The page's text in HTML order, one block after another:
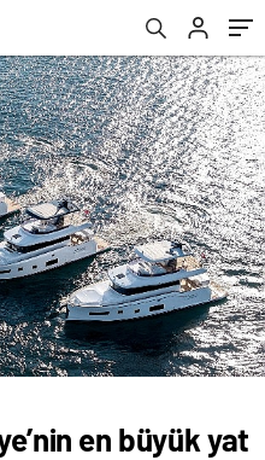
en büyük yat